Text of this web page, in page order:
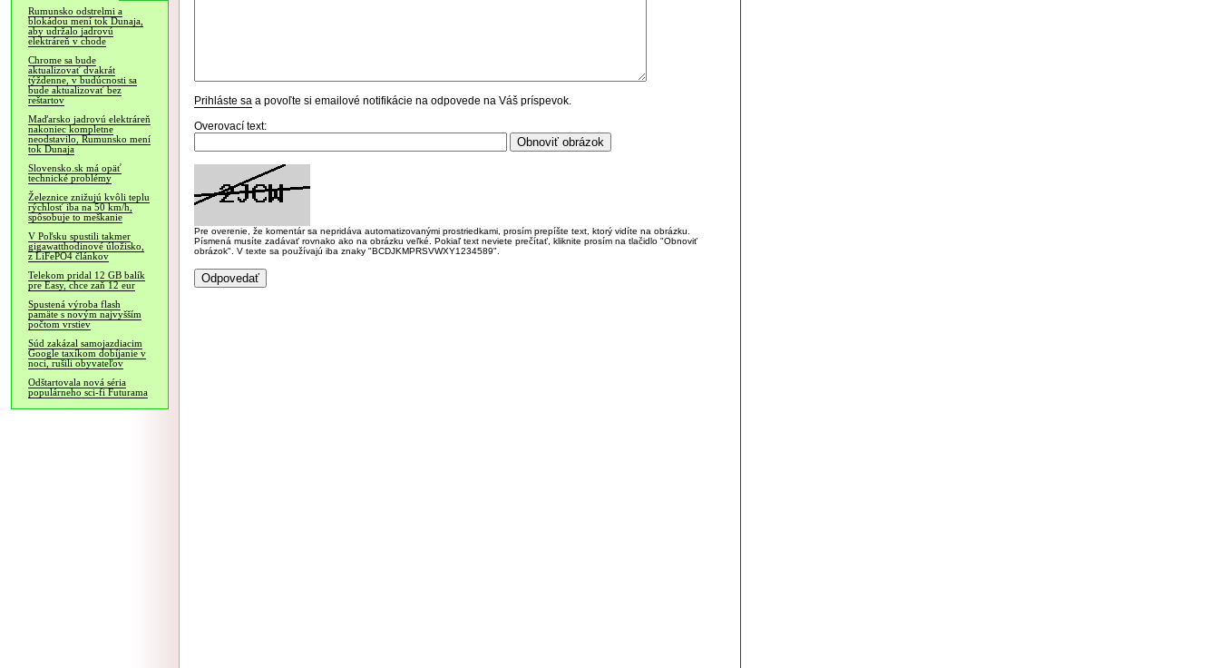
Rumunsko odstrelmi a
blokádou mení tok Dunaja,
aby udržalo jadrovú
elektráreň v chode
Chrome sa bude
aktualizovať dvakrát
týždenne, v budúcnosti sa
bude aktualizovať bez
reštartov
Maďarsko jadrovú elektráreň
nakoniec kompletne
neodstavilo, Rumunsko mení
tok Dunaja
Slovensko.sk má opäť
technické problémy
Železnice znižujú kvôli teplu
rýchlosť iba na 50 km/h,
spôsobuje to meškanie
V Poľsku spustili takmer
gigawatthodinové úložisko,
z LiFePO4 článkov
Telekom pridal 12 GB balík
pre Easy, chce zaň 12 eur
Spustená výroba flash
pamäte s novým najvyšším
počtom vrstiev
Súd zakázal samojazdiacim
Google taxíkom dobíjanie v
noci, rušili obyvateľov
Odštartovala nová séria
populárneho sci-fi Futurama
Prihláste sa a povoľte si emailové notifikácie na odpovede na Váš príspevok.
Overovací text:
Pre overenie, že komentár sa nepridáva automatizovanými prostriedkami, prosím prepíšte text, ktorý vidíte na obrázku.
Písmená musíte zadávať rovnako ako na obrázku veľké. Pokiaľ text neviete prečítať, kliknite prosím na tlačidlo "Obnoviť
obrázok". V texte sa používajú iba znaky "BCDJKMPRSVWXY1234589".